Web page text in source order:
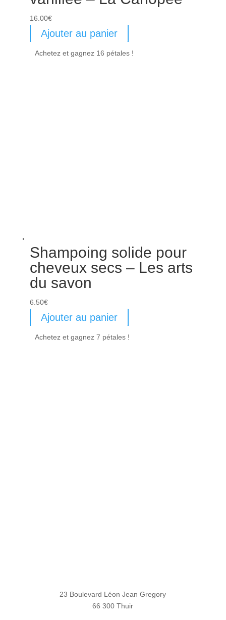
16.00€
Ajouter au panier
Achetez et gagnez 16 pétales !
Shampoing solide pour
cheveux secs – Les arts
du savon
6.50€
Ajouter au panier
Achetez et gagnez 7 pétales !
23 Boulevard Léon Jean Gregory
66 300 Thuir